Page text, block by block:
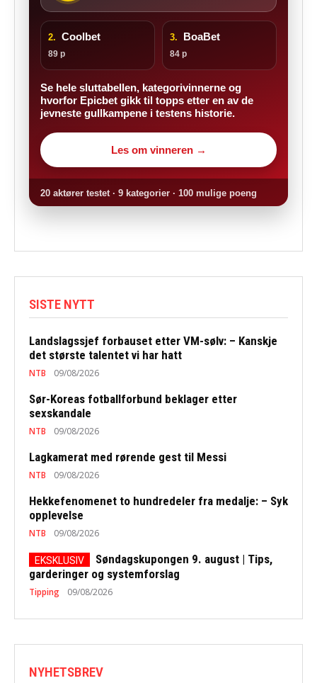
2. Coolbet
89 p
3. BoaBet
84 p
Se hele sluttabellen, kategorivinnerne og
hvorfor Epicbet gikk til topps etter en av de
jevneste gullkampene i testens historie.
Les om vinneren →
20 aktører testet · 9 kategorier · 100 mulige poeng
SISTE NYTT
Landslagssjef forbauset etter VM-sølv: – Kanskje
det største talentet vi har hatt
NTB 09/08/2026
Sør-Koreas fotballforbund beklager etter
sexskandale
NTB 09/08/2026
Lagkamerat med rørende gest til Messi
NTB 09/08/2026
Hekkefenomenet to hundredeler fra medalje: – Syk
opplevelse
NTB 09/08/2026
Søndagskupongen 9. august | Tips,
garderinger og systemforslag
Tipping 09/08/2026
NYHETSBREV